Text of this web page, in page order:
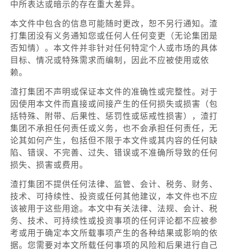
中所表达或暗示的存在重大差异。
本文件中包含的信息可能随时更改，恕不另行通知。渣
打集团没有义务通知您或任何人任何变更（无论集团是
否知情）。本文件并非针对任何特定个人或市场的具体
目标、情况或特殊需求而编制，因此不应被使用或依
赖。
渣打集团不声明或保证本文件的准确性或完整性。对于
因使用本文件而直接或间接产生的任何损失或损害（包
括特殊、附带、后果性、惩罚性或惩戒性损害），渣打
集团不承担任何责任或义务，也不会承担任何责任，无
论其如何产生，包括但不限于本文件或其内容的任何缺
陷、错误、不完善、过失、错误或不准确所导致的任何
损失、损害或费用。
渣打集团不提供任何法律、监管、会计、税务、财务、
技术、可持续性、投资或任何其他建议，本文件也不应
该被用于这些用途。本文中有关法律、法规、会计、税
务、技术、可持续性或投资事项的任何评论都不应被参
考或用于确定本文所载事项产生的各种结果或影响的依
据。您需要对本文所载任何事项的风险和后果进行自己